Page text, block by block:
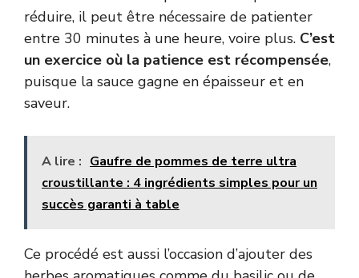
réduire, il peut être nécessaire de patienter
entre 30 minutes à une heure, voire plus. C’est
un exercice où la patience est récompensée,
puisque la sauce gagne en épaisseur et en
saveur.
A lire : Gaufre de pommes de terre ultra
croustillante : 4 ingrédients simples pour un
succès garanti à table
Ce procédé est aussi l’occasion d’ajouter des